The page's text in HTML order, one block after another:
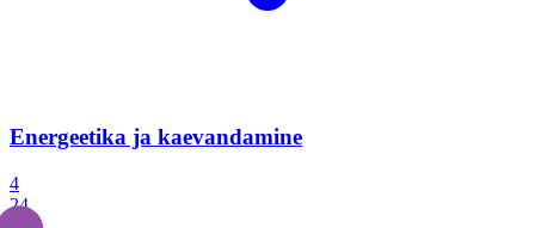
Energeetika ja kaevandamine
4
24